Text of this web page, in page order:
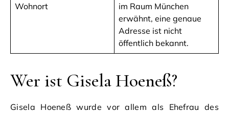
Wohnort
im Raum München
erwähnt, eine genaue
Adresse ist nicht
öffentlich bekannt.
Wer ist Gisela Hoeneß?
Gisela Hoeneß wurde vor allem als Ehefrau des